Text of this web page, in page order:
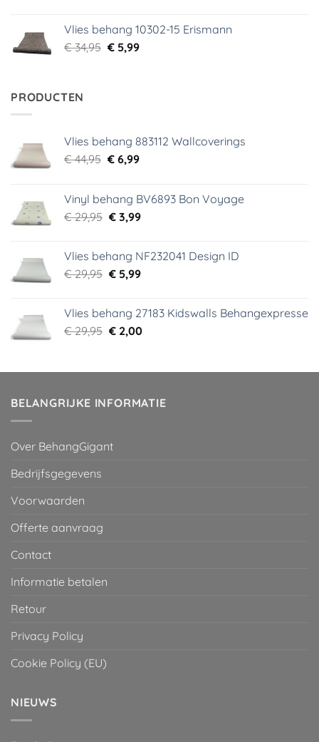
€ 34,95.€ 5,99.
Vlies behang 10302-15 Erismann
€34,95 Oorspronkelijke
€5,99Huidige
PRODUCTEN
Vlies behang 883112 Wallcoverings
€44,95 Oorspronkelijke
€ 44,95.
€6,99Huidige
€ 6,99.
Vinyl behang BV6893 Bon Voyage
€29,95 Oorspronkelijke
€ 29,95.
€3,99Huidige
€ 3,99.
Vlies behang NF232041 Design ID
€29,95 Oorspronkelijke
€ 29,95.
€5,99Huidige
€ 5,99.
Vlies behang 27183 Kidswalls Behangexpresse
€29,95 Oorspronkelijke
€ 29,95.
€2,00Huidige
€ 2,00.
BELANGRIJKE INFORMATIE
Over BehangGigant
Bedrijfsgegevens
Voorwaarden
Offerte aanvraag
Contact
Informatie betalen
Retour
Privacy Policy
Cookie Policy (EU)
NIEUWS